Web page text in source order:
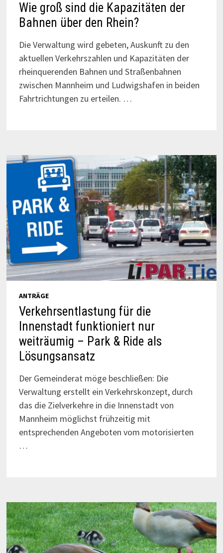
Wie groß sind die Kapazitäten der
Bahnen über den Rhein?
Die Verwaltung wird gebeten, Auskunft zu den
aktuellen Verkehrszahlen und Kapazitäten der
rheinquerenden Bahnen und Straßenbahnen
zwischen Mannheim und Ludwigshafen in beiden
Fahrtrichtungen zu erteilen. …
ANTRÄGE
Verkehrsentlastung für die
Innenstadt funktioniert nur
weiträumig – Park & Ride als
Lösungsansatz
Der Gemeinderat möge beschließen: Die
Verwaltung erstellt ein Verkehrskonzept, durch
das die Zielverkehre in die Innenstadt von
Mannheim möglichst frühzeitig mit
entsprechenden Angeboten vom motorisierten
…